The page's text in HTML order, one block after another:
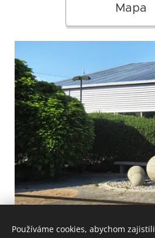
Mapa
Používáme cookies, abychom